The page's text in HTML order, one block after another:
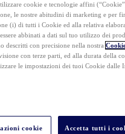
cookie e tecnologie affini
le nostre abitudini di marketing e per
(i) di tutti i Cookie ed alla relativa
abbinati a dati sul tuo utilizzo dei
descritti con precisione nella nostra
con terze parti, ed alla durata della
le impostazioni dei tuoi Cookie dalle
cookie Accetta tutti i